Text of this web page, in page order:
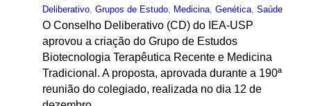
Deliberativo, Grupos de Estudo, Medicina, Genética, Saúde
O Conselho Deliberativo (CD) do IEA-USP
aprovou a criação do Grupo de Estudos
Biotecnologia Terapêutica Recente e Medicina
Tradicional. A proposta, aprovada durante a 190ª
reunião do colegiado, realizada no dia 12 de